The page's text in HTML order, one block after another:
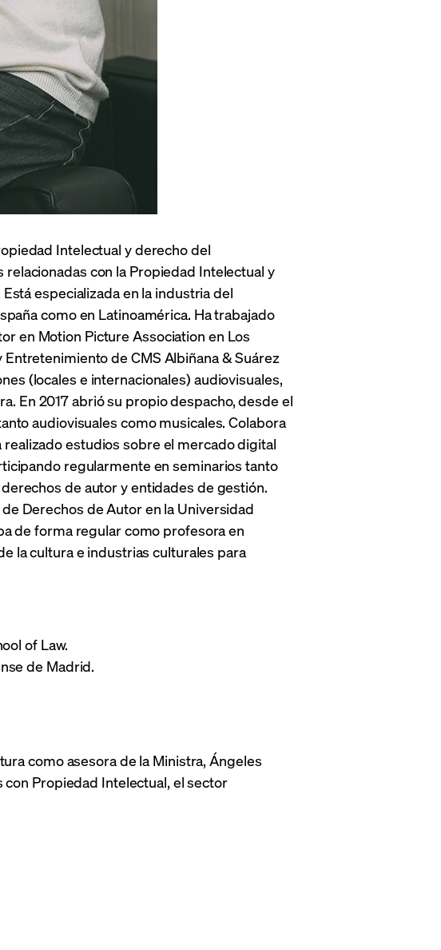
Intelectual y derecho del
con la Propiedad Intelectual y
especializada en la industria del
como en Latinoamérica. Ha trabajado
en Motion Picture Association en Los
de CMS Albiñana & Suárez
(locales e internacionales) audiovisuales,
En 2017 abrió su propio despacho, desde el
audiovisuales como musicales. Colabora
realizado estudios sobre el mercado digital
regularmente en seminarios tanto
de autor y entidades de gestión.
Derechos de Autor en la Universidad
de forma regular como profesora en
la cultura e industrias culturales para
of Law.
de Madrid.
como asesora de la Ministra, Ángeles
con Propiedad Intelectual, el sector